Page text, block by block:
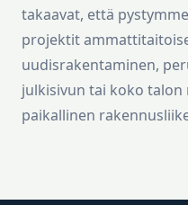
takaavat, että
projektit
uudisrakentaminen,
julkisivun tai koko
paikallinen